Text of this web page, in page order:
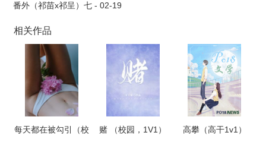
番外（祁苗x祁呈）七 - 02-19
相关作品
每天都在被勾引（校
赌 （校园，1V1） 高攀（高干1v1）